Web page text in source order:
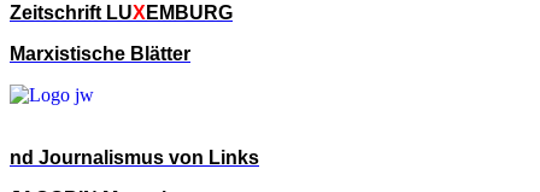
Zeitschrift LUX EMBURG
Marxistische Blätter
nd Journalismus von Links